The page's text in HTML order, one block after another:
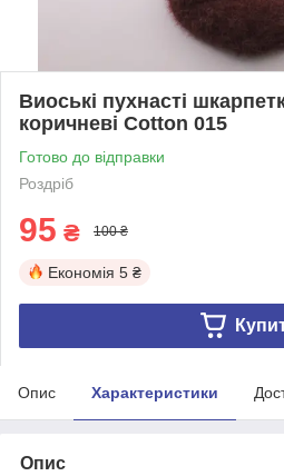
Виоські пухнасті
коричневі Cotton 015
Готово до відправки
Роздріб
95 ₴ 100 ₴
Економія 5 ₴
Опис Характеристики
Опис